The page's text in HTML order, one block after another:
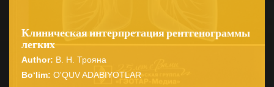
Клиническая интерпретация рентгенограммы
легких
Author: В. Н. Трояна
Bo‘lim: O'QUV ADABIYOTLAR